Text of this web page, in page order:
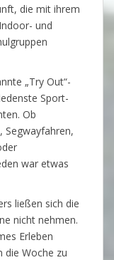
die mit ihrem
und
„Try Out“-
Sport-
Ob
Segwayfahren,
war etwas
ließen sich die
nicht nehmen.
Erleben
die Woche zu